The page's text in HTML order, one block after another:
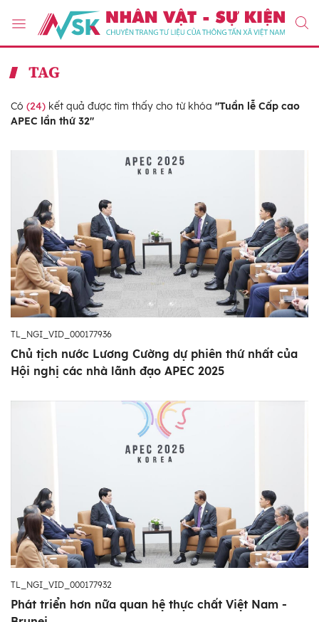
TAG
Có (24) kết quả được tìm thấy cho từ khóa "Tuần lễ Cấp cao
APEC lần thứ 32"
TL_NGI_VID_000177936
Chủ tịch nước Lương Cường dự phiên thứ nhất của
Hội nghị các nhà lãnh đạo APEC 2025
TL_NGI_VID_000177932
Phát triển hơn nữa quan hệ thực chất Việt Nam -